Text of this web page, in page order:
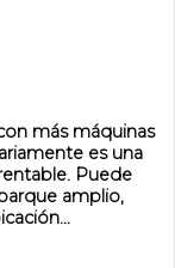
más máquinas
es una
Puede
amplio,